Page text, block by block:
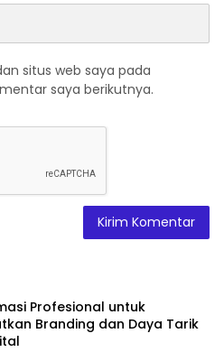
situs web saya pada
saya berikutnya.
Profesional untuk
Branding dan Daya Tarik